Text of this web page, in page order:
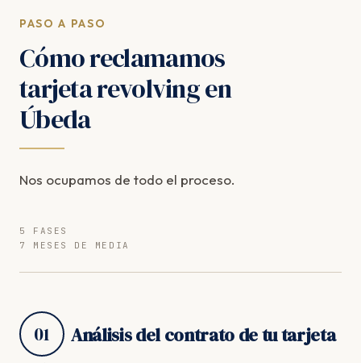
PASO A PASO
Cómo reclamamos
tarjeta revolving en
Úbeda
Nos ocupamos de todo el proceso.
5 FASES
7 MESES DE MEDIA
01 Análisis del contrato de tu tarjeta